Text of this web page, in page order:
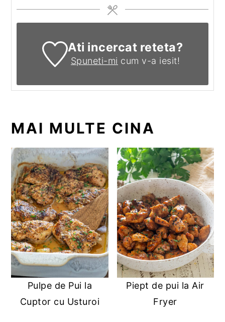
Ati incercat reteta?
Spuneti-mi cum v-a iesit!
MAI MULTE CINA
Pulpe de Pui la
Cuptor cu Usturoi
Piept de pui la Air
Fryer